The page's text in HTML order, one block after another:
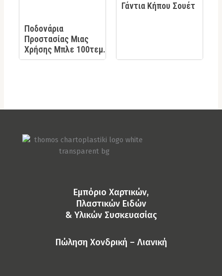
Ποδονάρια
Προστασίας Μιας
Χρήσης Μπλε 100τεμ.
Γάντια Κήπου Σουέτ
Eμπόριο Χαρτικών,
Πλαστικών Ειδών
& Yλικών Συσκευασίας
Πώληση Χονδρική – Λιανική